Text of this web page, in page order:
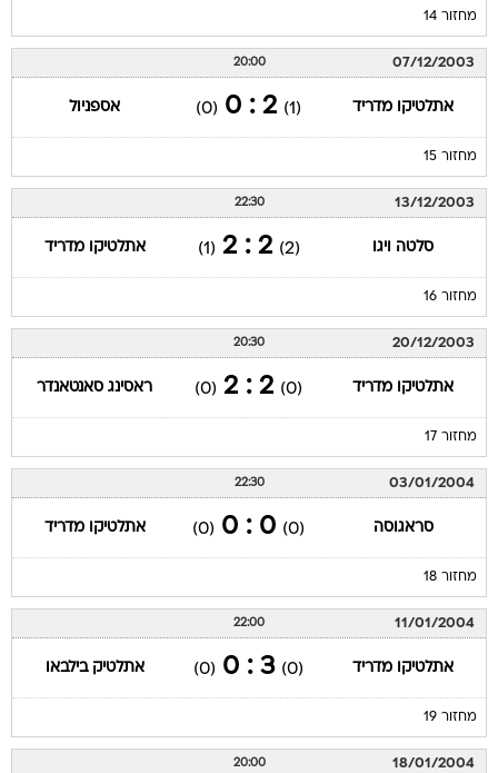
מחזור 14
07/12/2003
20:00
אתלטיקו מדריד (1)
2 : 0
(0) אספניול
מחזור 15
13/12/2003
22:30
סלטה ויגו (2)
2 : 2
(1) אתלטיקו מדריד
מחזור 16
20/12/2003
20:30
אתלטיקו מדריד (0)
2 : 2
(0) ראסינג סאנטאנדר
מחזור 17
03/01/2004
22:30
סראגוסה (0)
0 : 0
(0) אתלטיקו מדריד
מחזור 18
11/01/2004
22:00
אתלטיקו מדריד (0)
3 : 0
(0) אתלטיק בילבאו
מחזור 19
18/01/2004
20:00